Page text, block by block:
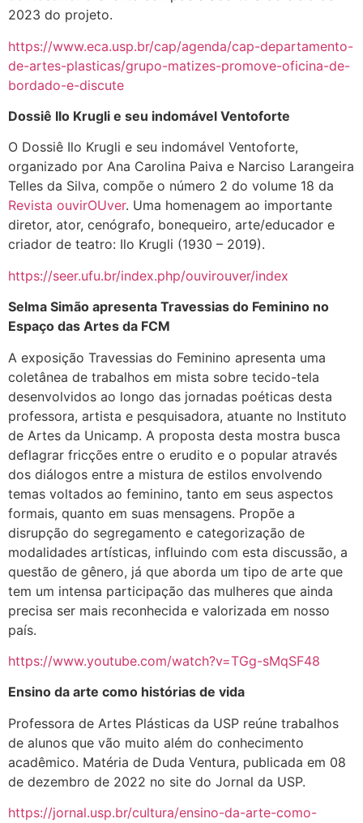
2023 do projeto.
https://www.eca.usp.br/cap/agenda/cap-departamento-
de-artes-plasticas/grupo-matizes-promove-oficina-de-
bordado-e-discute
Dossiê Ilo Krugli e seu indomável Ventoforte
O Dossiê Ilo Krugli e seu indomável Ventoforte,
organizado por Ana Carolina Paiva e Narciso Larangeira
Telles da Silva, compõe o número 2 do volume 18 da
Revista ouvirOUver. Uma homenagem ao importante
diretor, ator, cenógrafo, bonequeiro, arte/educador e
criador de teatro: Ilo Krugli (1930 – 2019).
https://seer.ufu.br/index.php/ouvirouver/index
Selma Simão apresenta Travessias do Feminino no
Espaço das Artes da FCM
A exposição Travessias do Feminino apresenta uma
coletânea de trabalhos em mista sobre tecido-tela
desenvolvidos ao longo das jornadas poéticas desta
professora, artista e pesquisadora, atuante no Instituto
de Artes da Unicamp. A proposta desta mostra busca
deflagrar fricções entre o erudito e o popular através
dos diálogos entre a mistura de estilos envolvendo
temas voltados ao feminino, tanto em seus aspectos
formais, quanto em suas mensagens. Propõe a
disrupção do segregamento e categorização de
modalidades artísticas, influindo com esta discussão, a
questão de gênero, já que aborda um tipo de arte que
tem um intensa participação das mulheres que ainda
precisa ser mais reconhecida e valorizada em nosso
país.
https://www.youtube.com/watch?v=TGg-sMqSF48
Ensino da arte como histórias de vida
Professora de Artes Plásticas da USP reúne trabalhos
de alunos que vão muito além do conhecimento
acadêmico. Matéria de Duda Ventura, publicada em 08
de dezembro de 2022 no site do Jornal da USP.
https://jornal.usp.br/cultura/ensino-da-arte-como-